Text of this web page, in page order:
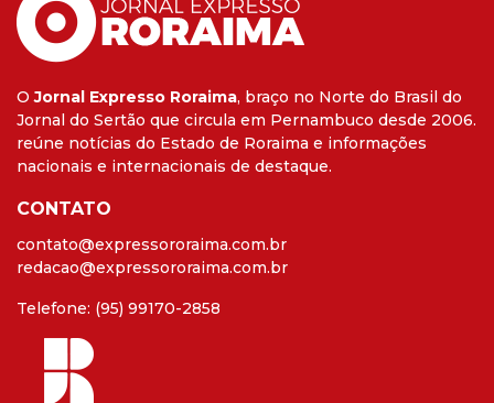
OJornal Expresso Roraima, braço no Norte do Brasil do
Jornal do Sertão que circula em Pernambuco desde 2006.
reúne notícias do Estado de Roraima e informações
nacionais e internacionais de destaque.
CONTATO
contato@expressororaima.com.br
redacao@expressororaima.com.br
Telefone: (95) 99170-2858